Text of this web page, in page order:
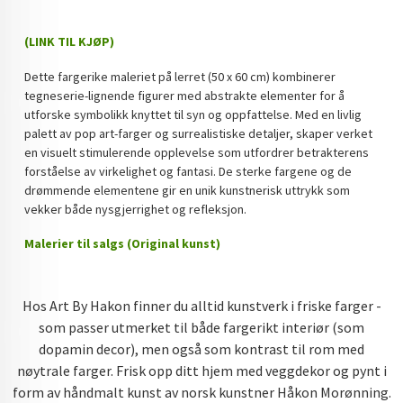
(LINK TIL KJØP)
Dette fargerike maleriet på lerret (50 x 60 cm) kombinerer
tegneserie-lignende figurer med abstrakte elementer for å
utforske symbolikk knyttet til syn og oppfattelse. Med en livlig
palett av pop art-farger og surrealistiske detaljer, skaper verket
en visuelt stimulerende opplevelse som utfordrer betrakterens
forståelse av virkelighet og fantasi. De sterke fargene og de
drømmende elementene gir en unik kunstnerisk uttrykk som
vekker både nysgjerrighet og refleksjon.
Malerier til salgs (Original kunst)
Hos Art By Hakon finner du alltid kunstverk i friske farger -
som passer utmerket til både fargerikt interiør (som
dopamin decor), men også som kontrast til rom med
nøytrale farger. Frisk opp ditt hjem med veggdekor og pynt i
form av håndmalt kunst av norsk kunstner Håkon Morønning.